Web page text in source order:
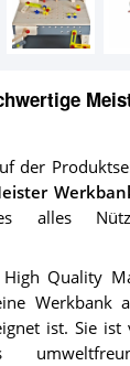
der
Quality
Werkbank
ist. Sie